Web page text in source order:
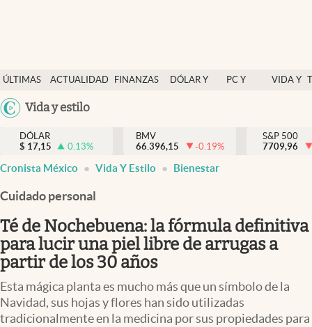
ÚLTIMAS
NOTICIAS
ACTUALIDAD
FINANZAS
DÓLAR Y
PC Y
VIDA Y
México
Vida y estilo
Actualidad
Finanzas y economía
Dólar y mercados
Pc y celular
Vida y estilo
Tv
Clima
DÓLAR
$ 17,15 0.13%
BMV
66.396,15
-0.19%
S&P 500
7709,96
Cronista México Vida Y Estilo Bienestar
Cuidado personal
Té de Nochebuena: la fórmula definitiva
para lucir una piel libre de arrugas a
partir de los 30 años
Esta mágica planta es mucho más que un símbolo de la
Navidad, sus hojas y flores han sido utilizadas
tradicionalmente en la medicina por sus propiedades para